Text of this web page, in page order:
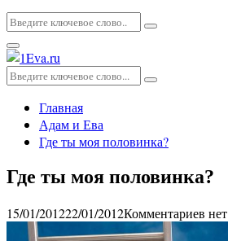
Искать:
Поиск
Основное
меню
Искать:
Поиск
Главная
Адам и Ева
Где ты моя половинка?
Где ты моя половинка?
15/01/201222/01/2012Комментариев нет